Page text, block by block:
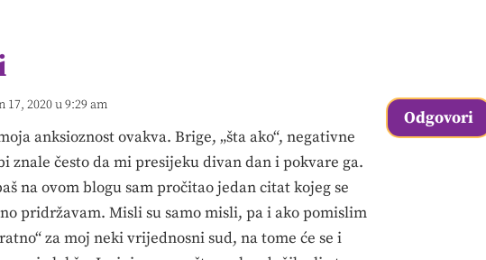
17, 2020 u 9:29 am
anksioznost ovakva. Brige, „šta ako“, negativne
znale često da mi presijeku divan dan i pokvare ga.
na ovom blogu sam pročitao jedan citat kojeg se
pridržavam. Misli su samo misli, pa i ako pomislim
za moj neki vrijednosni sud, na tome će se i
Odgovori